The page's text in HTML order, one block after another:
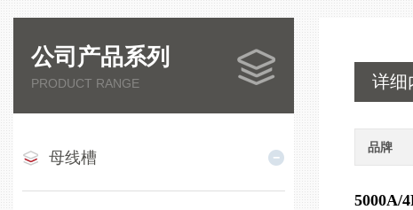
公司产品系列
PRODUCT RANGE
母线槽
详细
品牌
5000A/